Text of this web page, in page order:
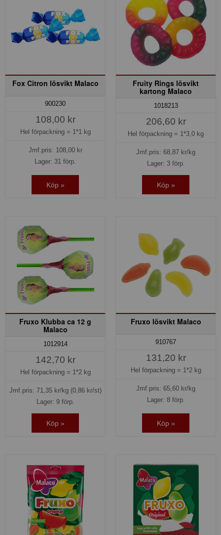
Fox Citron lösvikt Malaco
900230
108,00 kr
Hel förpackning = 1*1 kg
Jmf.pris: 108,00kr
Lager: 31 förp.
Köp »
Fruity Rings lösvikt
kartong Malaco
1018213
206,60 kr
Hel förpackning = 1*3,0 kg
Jmf.pris: 68,87 kr/kg
Lager: 3 förp.
Köp »
Fruxo Klubba ca 12 g
Malaco
1012914
142,70 kr
Hel förpackning = 1*2 kg
Jmf.pris: 71,35kr/kg (0,86 kr/st)
Lager: 9 förp.
Köp »
Fruxo lösvikt Malaco
910767
131,20 kr
Hel förpackning = 1*2 kg
Jmf.pris: 65,60 kr/kg
Lager: 8 förp.
Köp »